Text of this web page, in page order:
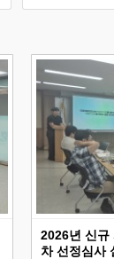
2026년 신규
차 선정심사